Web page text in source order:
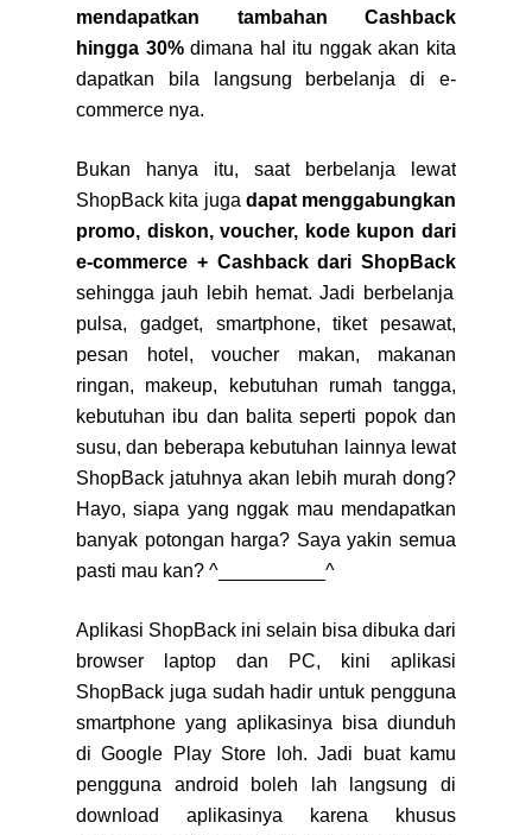
mendapatkan tambahan Cashback
hingga 30%dimana hal itu nggak akan kita
dapatkan bila langsung berbelanja di e-
commerce nya.
Bukan hanya itu, saat berbelanja lewat
ShopBack kita juga dapat menggabungkan
promo, diskon, voucher, kode kupon dari
e-commerce + Cashback dari ShopBack
sehingga jauh lebih hemat. Jadi berbelanja
pulsa, gadget, smartphone, tiket pesawat,
pesan hotel, voucher makan, makanan
ringan, makeup, kebutuhan rumah tangga,
kebutuhan ibu dan balita seperti popok dan
susu, dan beberapa kebutuhan lainnya lewat
ShopBack jatuhnya akan lebih murah dong?
Hayo, siapa yang nggak mau mendapatkan
banyak potongan harga? Saya yakin semua
pasti mau kan? ^__________^
Aplikasi ShopBack ini selain bisa dibuka dari
browser laptop dan PC, kini aplikasi
ShopBack juga sudah hadir untuk pengguna
smartphone yang aplikasinya bisa diunduh
di Google Play Store loh. Jadi buat kamu
pengguna android boleh lah langsung di
download aplikasinya karena khusus